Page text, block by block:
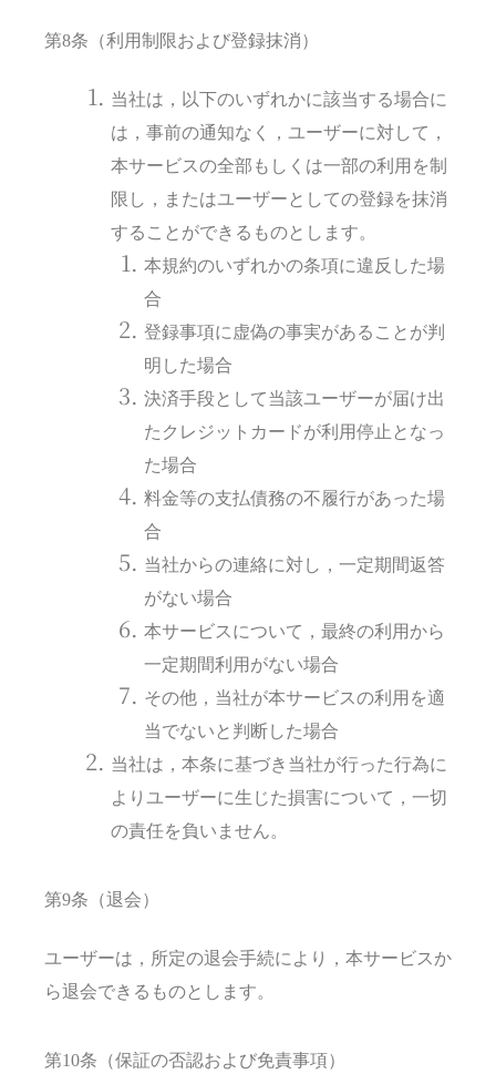
第8条（利用制限および登録抹消）
当社は，以下のいずれかに該当する場合に
は，事前の通知なく，ユーザーに対して，
本サービスの全部もしくは一部の利用を制
限し，またはユーザーとしての登録を抹消
することができるものとします。
本規約のいずれかの条項に違反した場
合
登録事項に虚偽の事実があることが判
明した場合
決済手段として当該ユーザーが届け出
たクレジットカードが利用停止となっ
た場合
料金等の支払債務の不履行があった場
合
当社からの連絡に対し，一定期間返答
がない場合
本サービスについて，最終の利用から
一定期間利用がない場合
その他，当社が本サービスの利用を適
当でないと判断した場合
当社は，本条に基づき当社が行った行為に
よりユーザーに生じた損害について，一切
の責任を負いません。
第9条（退会）
ユーザーは，所定の退会手続により，本サービスか
ら退会できるものとします。
第10条（保証の否認および免責事項）